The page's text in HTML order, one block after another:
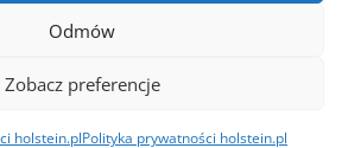
Odmów
Zobacz preferencje
holstein.plPolityka prywatności holstein.pl
Prenumerata Polityka prywatności holstein.pl
Hodowla i Chów Bydła.